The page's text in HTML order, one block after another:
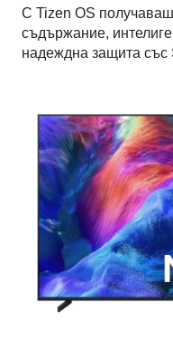
С Tizen OS
съдържание,
надеждна защита със